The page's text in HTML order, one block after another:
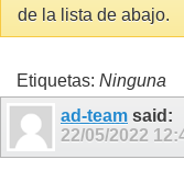
de la lista de abajo.
Etiquetas: Ninguna
ad-team said:
22/05/2022